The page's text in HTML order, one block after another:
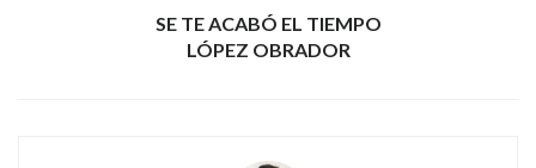
SE TE ACABÓ EL TIEMPO
LÓPEZ OBRADOR